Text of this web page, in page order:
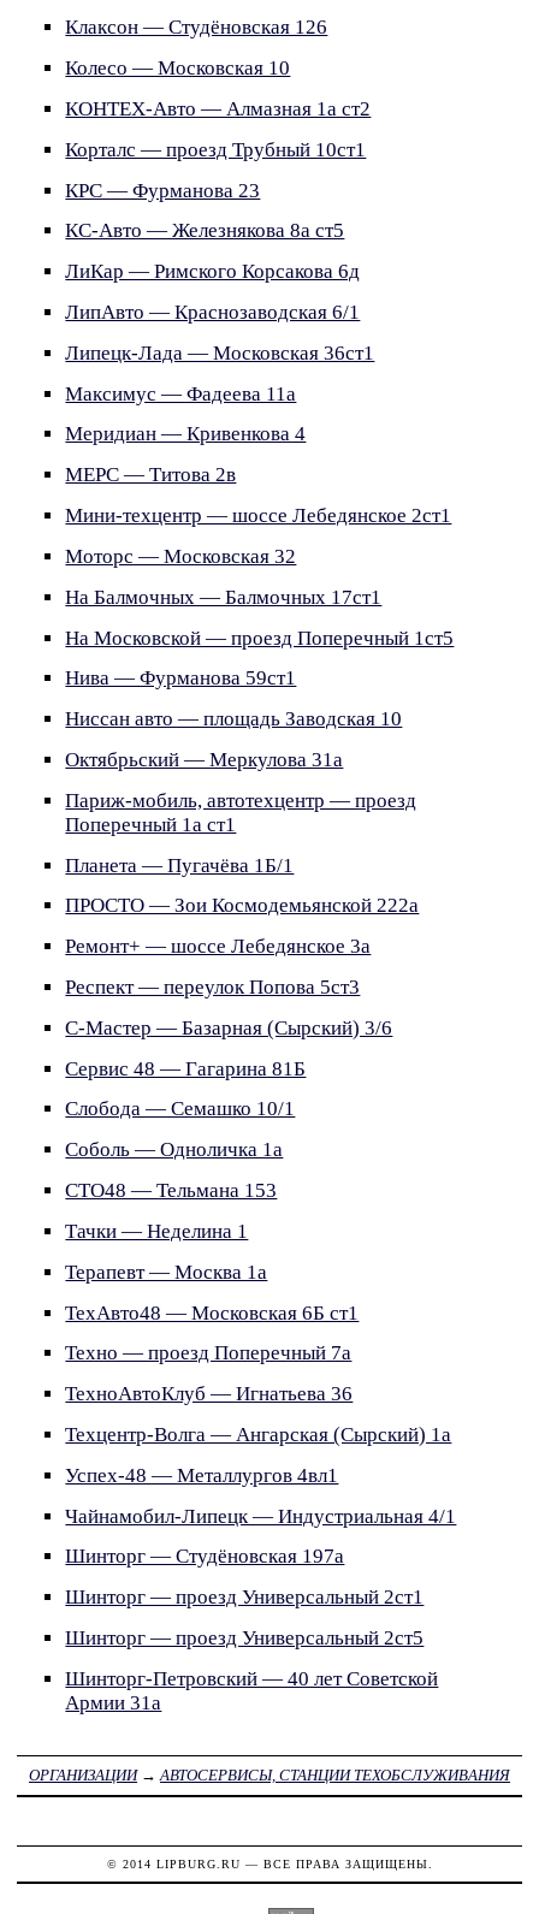
Клаксон — Студёновская 126
Колесо — Московская 10
КОНТЕХ-Авто — Алмазная 1а ст2
Корталс — проезд Трубный 10ст1
КРС — Фурманова 23
КС-Авто — Железнякова 8а ст5
ЛиКар — Римского Корсакова 6д
ЛипАвто — Краснозаводская 6/1
Липецк-Лада — Московская 36ст1
Максимус — Фадеева 11а
Меридиан — Кривенкова 4
МЕРС — Титова 2в
Мини-техцентр — шоссе Лебедянское 2ст1
Моторс — Московская 32
На Балмочных — Балмочных 17ст1
На Московской — проезд Поперечный 1ст5
Нива — Фурманова 59ст1
Ниссан авто — площадь Заводская 10
Октябрьский — Меркулова 31а
Париж-мобиль, автотехцентр — проезд
Поперечный 1а ст1
Планета — Пугачёва 1Б/1
ПРОСТО — Зои Космодемьянской 222а
Ремонт+ — шоссе Лебедянское 3а
Респект — переулок Попова 5ст3
С-Мастер — Базарная (Сырский) 3/6
Сервис 48 — Гагарина 81Б
Слобода — Семашко 10/1
Соболь — Одноличка 1а
СТО48 — Тельмана 153
Тачки — Неделина 1
Терапевт — Москва 1а
ТехАвто48 — Московская 6Б ст1
Техно — проезд Поперечный 7а
ТехноАвтоКлуб — Игнатьева 36
Техцентр-Волга — Ангарская (Сырский) 1а
Успех-48 — Металлургов 4вл1
Чайнамобил-Липецк — Индустриальная 4/1
Шинторг — Студёновская 197а
Шинторг — проезд Универсальный 2ст1
Шинторг — проезд Универсальный 2ст5
Шинторг-Петровский — 40 лет Советской
Армии 31а
ОРГАНИЗАЦИИ→АВТОСЕРВИСЫ, СТАНЦИИ ТЕХОБСЛУЖИВАНИЯ
© 2014 LIPBURG.RU — ВСЕ ПРАВА ЗАЩИЩЕНЫ.